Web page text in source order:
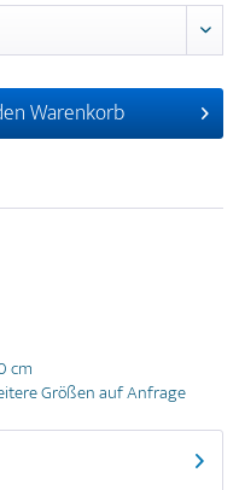
Warenkorb
cm
Größen auf Anfrage